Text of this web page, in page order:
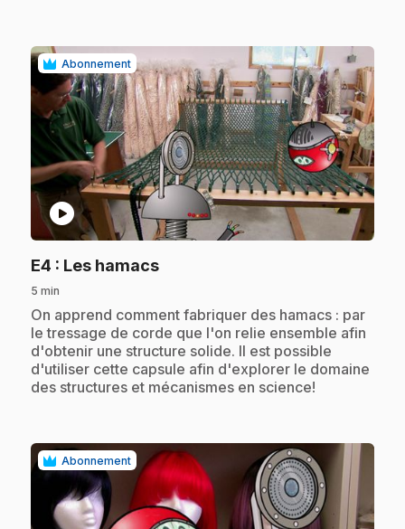
Abonnement
play_circle
E4 : Les hamacs.
5 min
.On apprend comment fabriquer des hamacs : par
le tressage de corde que l'on relie ensemble afin
d'obtenir une structure solide. Il est possible
d'utiliser cette capsule afin d'explorer le domaine
des structures et mécanismes en science!
Abonnement